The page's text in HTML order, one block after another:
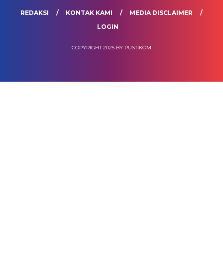
REDAKSI KONTAK KAMI
MEDIA DISCLAIMER
LOGIN
COPYRIGHT 2025 BY PUSTIKOM